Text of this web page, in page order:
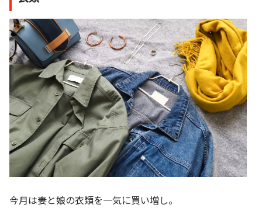
今月は妻と娘の衣類を一気に買い増し。